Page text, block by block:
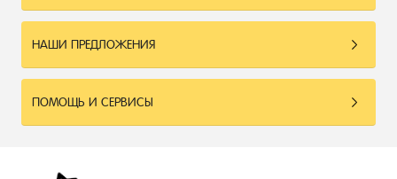
НАШИ ПРЕДЛОЖЕНИЯ
ПОМОЩЬ И СЕРВИСЫ